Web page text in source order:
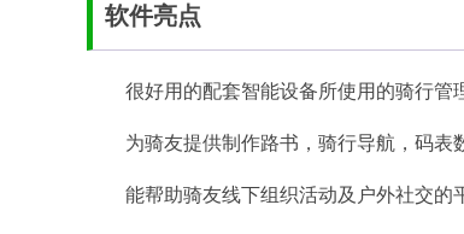
软件亮点
很好用的配套智能设备所使用的骑行管
为骑友提供制作路书，骑行导航，码
能帮助骑友线下组织活动及户外社交的